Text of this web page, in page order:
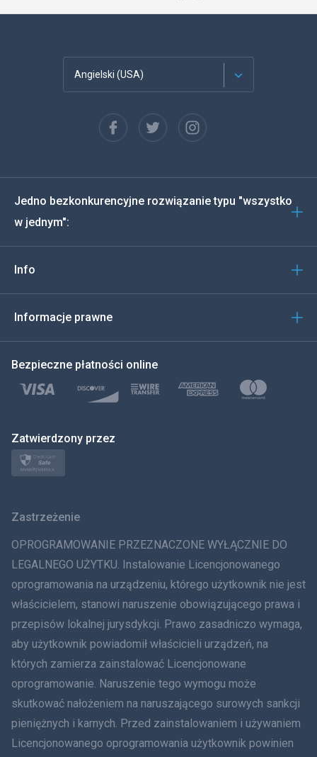
Angielski (USA)
Español
Deutsch
Włoski
한국의
ภาษาไทย
简体中文
Dania
हिंदी
Holenderski
עברית
Rumunia
Jedno bezkonkurencyjne rozwiązanie typu "wszystko
w jednym":
Info
Informacje prawne
Bezpieczne płatności online
Zatwierdzony przez
Zastrzeżenie
OPROGRAMOWANIE PRZEZNACZONE WYŁĄCZNIE DO
LEGALNEGO UŻYTKU. Instalowanie Licencjonowanego
oprogramowania na urządzeniu, którego użytkownik nie jest
właścicielem, stanowi naruszenie obowiązującego prawa i
przepisów lokalnej jurysdykcji. Prawo zasadniczo wymaga,
aby użytkownik powiadomił właścicieli urządzeń, na
których zamierza zainstalować Licencjonowane
oprogramowanie. Naruszenie tego wymogu może
skutkować nałożeniem na naruszającego surowych sankcji
pieniężnych i karnych. Przed zainstalowaniem i używaniem
Licencjonowanego oprogramowania użytkownik powinien